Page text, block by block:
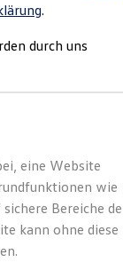
.
durch uns
eine Website
wie
Bereiche
kann ohne diese